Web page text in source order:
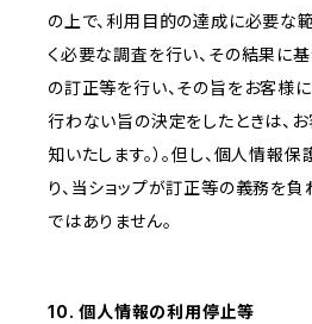
の上で、利用目的の達成に必要な
く必要な調査を行い、その結果に
の訂正等を行い、その旨をお客様
行わない旨の決定をしたときは、
知いたします。）。但し、個人情報
り、当ショップが訂正等の義務を
ではありません。
10. 個人情報の利用停止等